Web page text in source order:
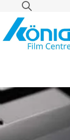
Search